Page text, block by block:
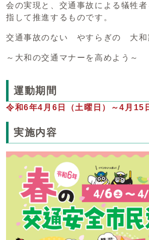
会の実現と、交通事故による犠牲者
指して推進するものです。
交通事故のない やすらぎの 大和
～大和の交通マナーを高めよう～
運動期間
令和6年4月6日（土曜日）～4月15
実施内容